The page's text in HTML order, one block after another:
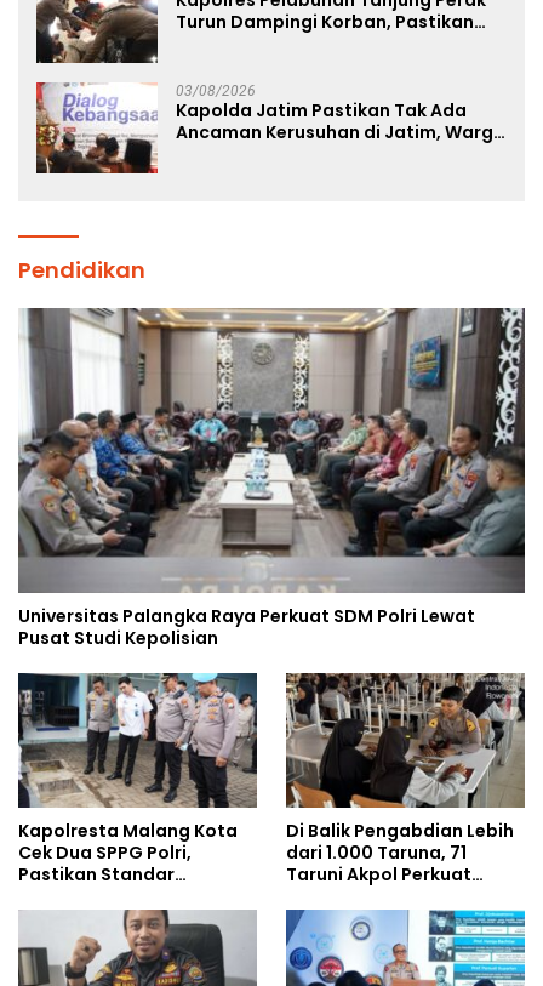
Turun Dampingi Korban, Pastikan
03/08/2026
Kapolda Jatim Pastikan Tak Ada
Ancaman Kerusuhan di Jatim, Warga
Pendidikan
Universitas Palangka Raya Perkuat SDM Polri Lewat
Pusat Studi Kepolisian
Kapolresta Malang Kota
Cek Dua SPPG Polri,
Pastikan Standar
Pengelolaan Limbah
Berjalan Optimal
Di Balik Pengabdian Lebih
dari 1.000 Taruna, 71
Taruni Akpol Perkuat
Siswa Sekolah Rakyat